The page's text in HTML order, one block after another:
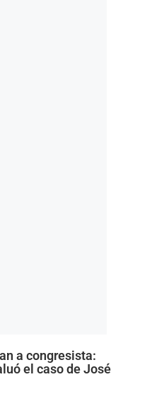
a congresista:
el caso de José